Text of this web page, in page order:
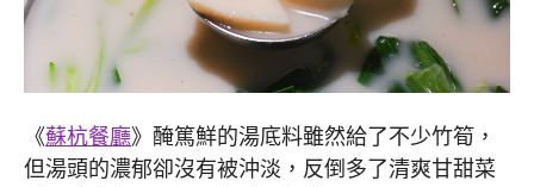
《蘇杭餐廳》醃篤鮮的湯底料雖然給了不少竹筍，
但湯頭的濃郁卻沒有被沖淡，反倒多了清爽甘甜菜